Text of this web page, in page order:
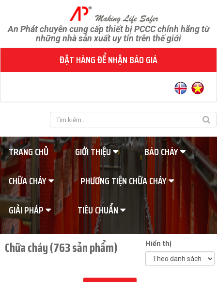
An Phát chuyên cung cấp thiết bị PCCC chính hãng từ
những nhà sản xuất uy tín trên thế giới
ĐẶT HÀNG ĐỂ NHẬN BÁO GIÁ
TRANG CHỦ GIỚI THIỆU
BÁO CHÁY
CHỮA CHÁY
PHƯƠNG TIỆN CHỮA CHÁY
GIẢI PHÁP
TIÊU CHUẨN
Chữa cháy (763 sản phẩm) Hiển thị